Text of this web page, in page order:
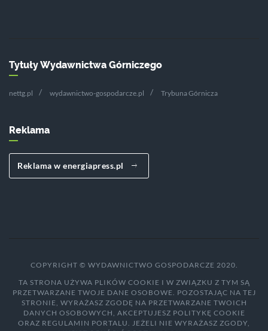
Tytuły Wydawnictwa Górniczego
nettg.pl wydawnictwo-gospodarcze.pl Trybuna Górnicza
Reklama
Reklama w energiapress.pl
COPYRIGHT © WYDAWNICTWO GOSPODARCZE 2020.
TA STRONA UŻYWA PLIKÓW COOKIE I W ZWIĄZKU Z TYM SĄ
PRZETWARZANE TWOJE DANE OSOBOWE. POZOSTAJĄC NA TEJ
STRONIE, WYRAŻASZ ZGODĘ NA PRZETWARZANE TWOICH
DANYCH OSOBOWYCH, AKCEPTUJESZ POLITYKĘ COOKIE
ORAZ REGULAMIN PORTALU. JEŻELI NIE WYRAŻASZ ZGODY,